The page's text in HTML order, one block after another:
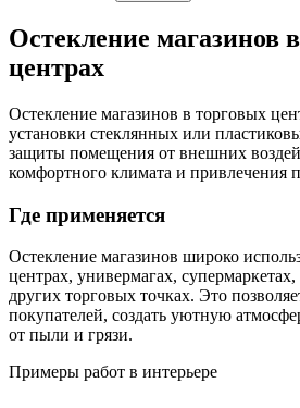
Остекление магазинов
центрах
Остекление магазинов в торговых
установки стеклянных или
защиты помещения от внешних
комфортного климата и привлечения
Где применяется
Остекление магазинов широко
центрах, универмагах,
других торговых точках. Это
покупателей, создать уютную
от пыли и грязи.
Примеры работ в интерьере